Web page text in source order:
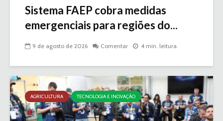
Sistema FAEP cobra medidas
emergenciais para regiões do...
9 de agosto de 2026 Comentar 4 min. leitura
AGRICULTURA TECNOLOGIA E INOVAÇÃO